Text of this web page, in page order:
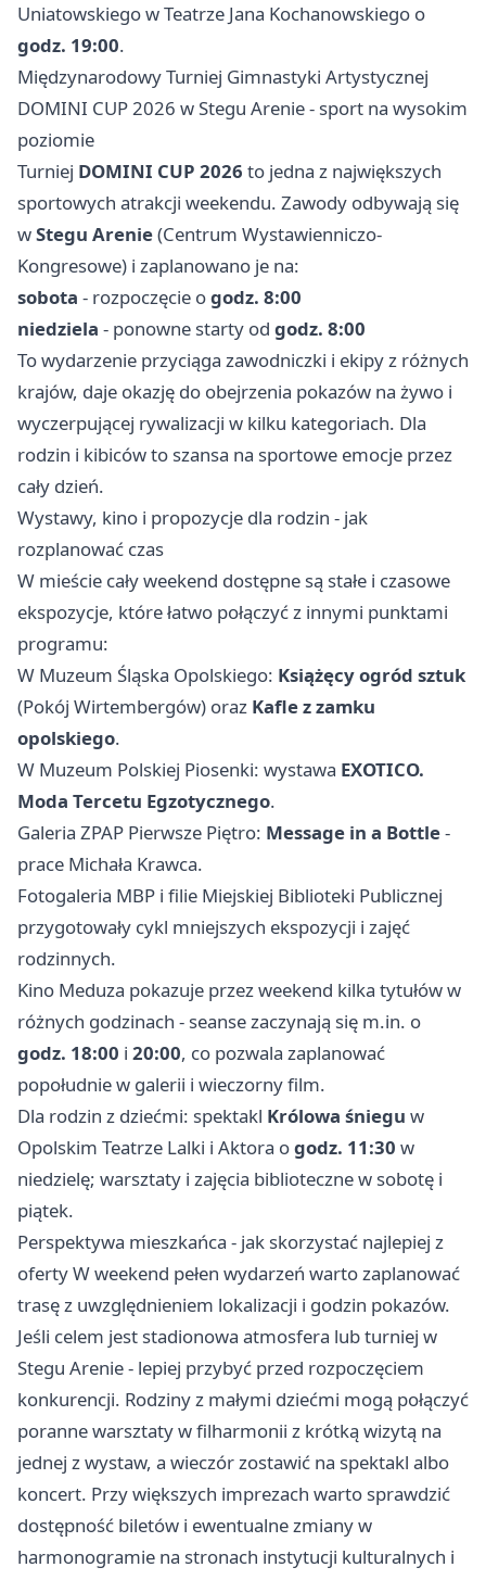
Uniatowskiego w Teatrze Jana Kochanowskiego o
godz. 19:00.
Międzynarodowy Turniej Gimnastyki Artystycznej
DOMINI CUP 2026 w Stegu Arenie - sport na wysokim
poziomie
Turniej DOMINI CUP 2026 to jedna z największych
sportowych atrakcji weekendu. Zawody odbywają się
wStegu Arenie(Centrum Wystawienniczo-
Kongresowe) i zaplanowano je na:
sobota - rozpoczęcie ogodz. 8:00
niedziela - ponowne starty od godz. 8:00
To wydarzenie przyciąga zawodniczki i ekipy z różnych
krajów, daje okazję do obejrzenia pokazów na żywo i
wyczerpującej rywalizacji w kilku kategoriach. Dla
rodzin i kibiców to szansa na sportowe emocje przez
cały dzień.
Wystawy, kino i propozycje dla rodzin - jak
rozplanować czas
W mieście cały weekend dostępne są stałe i czasowe
ekspozycje, które łatwo połączyć z innymi punktami
programu:
W Muzeum Śląska Opolskiego: Książęcy ogród sztuk
(Pokój Wirtembergów) oraz Kafle z zamku
opolskiego.
W Muzeum Polskiej Piosenki: wystawa EXOTICO.
Moda Tercetu Egzotycznego.
Galeria ZPAP Pierwsze Piętro: Message in a Bottle-
prace Michała Krawca.
Fotogaleria MBP i filie Miejskiej Biblioteki Publicznej
przygotowały cykl mniejszych ekspozycji i zajęć
rodzinnych.
Kino Meduza pokazuje przez weekend kilka tytułów w
różnych godzinach - seanse zaczynają się m.in. o
godz. 18:00 i 20:00, co pozwala zaplanować
popołudnie w galerii i wieczorny film.
Dla rodzin z dziećmi: spektakl Królowa śniegu w
Opolskim Teatrze Lalki i Aktora ogodz. 11:30 w
niedzielę; warsztaty i zajęcia biblioteczne w sobotę i
piątek.
Perspektywa mieszkańca - jak skorzystać najlepiej z
oferty W weekend pełen wydarzeń warto zaplanować
trasę z uwzględnieniem lokalizacji i godzin pokazów.
Jeśli celem jest stadionowa atmosfera lub turniej w
Stegu Arenie - lepiej przybyć przed rozpoczęciem
konkurencji. Rodziny z małymi dziećmi mogą połączyć
poranne warsztaty w filharmonii z krótką wizytą na
jednej z wystaw, a wieczór zostawić na spektakl albo
koncert. Przy większych imprezach warto sprawdzić
dostępność biletów i ewentualne zmiany w
harmonogramie na stronach instytucji kulturalnych i